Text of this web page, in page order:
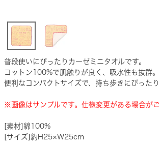
普段使いにぴったりカーゼミニタオルです。
コットン100%で肌触りが良く、吸水性も抜群。
便利なコンパクトサイズで、持ち歩きにぴったり
※画像はサンプルです。仕様変更がある場合がご
[素材]綿100%
[サイズ]約H25×W25cm